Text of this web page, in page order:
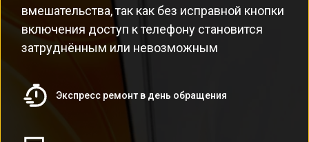
вмешательства, так как без исправной кнопки
включения доступ к телефону становится
затруднённым или невозможным
Экспресс ремонт в день обращения